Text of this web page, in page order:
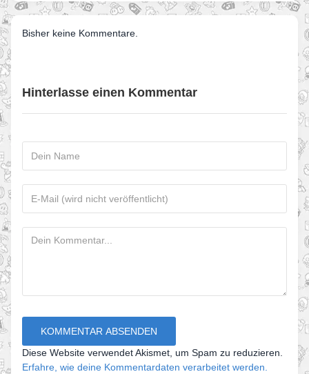
Bisher keine Kommentare.
Hinterlasse einen Kommentar
Diese Website verwendet Akismet, um Spam zu reduzieren.
Erfahre, wie deine Kommentardaten verarbeitet werden.